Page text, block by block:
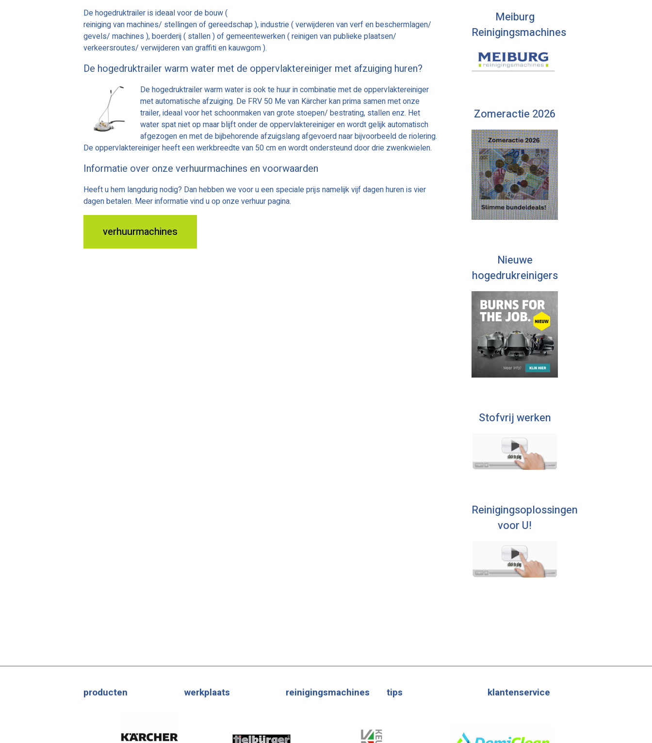
De hogedruktrailer is ideaal voor de bouw (
reiniging van machines/ stellingen of gereedschap ), industrie ( verwijderen van verf en beschermlagen/
gevels/ machines ), boerderij ( stallen ) of gemeentewerken ( reinigen van publieke plaatsen/
verkeersroutes/ verwijderen van graffiti en kauwgom ).
De hogedruktrailer warm water met de oppervlaktereiniger met afzuiging huren?
De hogedruktrailer warm water is ook te huur in combinatie met de oppervlaktereiniger
met automatische afzuiging. De FRV 50 Me van Kärcher kan prima samen met onze
trailer, ideaal voor het schoonmaken van grote stoepen/ bestrating, stallen enz. Het
water spat niet op maar blijft onder de oppervlaktereiniger en wordt gelijk automatisch
afgezogen en met de bijbehorende afzuigslang afgevoerd naar bijvoorbeeld de riolering.
De oppervlaktereiniger heeft een werkbreedte van 50 cm en wordt ondersteund door drie zwenkwielen.
Informatie over onze verhuurmachines en voorwaarden
Heeft u hem langdurig nodig? Dan hebben we voor u een speciale prijs namelijk vijf dagen huren is vier
dagen betalen. Meer informatie vind u op onze verhuur pagina.
verhuurmachines
Meiburg
Reinigingsmachines
Zomeractie 2026
Nieuwe
hogedrukreinigers
Stofvrij werken
Reinigingsoplossingen
voor U!
producten werkplaats reinigingsmachines tips klantenservice